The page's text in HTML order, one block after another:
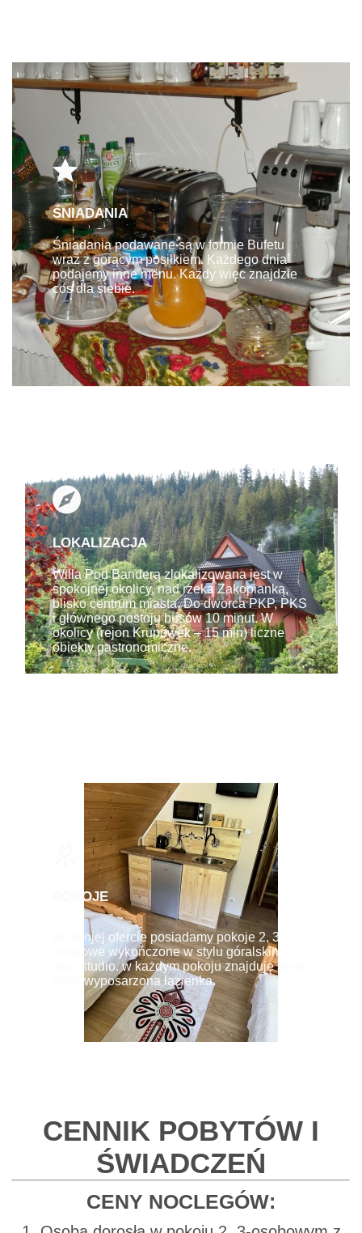
ŚNIADANIA
Śniadania podawane są w formie Bufetu
wraz z gorącym posiłkiem. Każdego dnia
podajemy inne menu. Każdy więc znajdzie
cos dla siebie.
LOKALIZACJA
Willa Pod Banderą zlokalizowana jest w
spokojnej okolicy, nad rzeką Zakopianką,
blisko centrum miasta. Do dworca PKP, PKS
i głównego postoju busów 10 minut. W
okolicy (rejon Krupówek – 15 min) liczne
obiekty gastronomiczne.
POKOJE
W swojej ofercie posiadamy pokoje 2, 3 -
osobowe wykończone w stylu góralskim
oraz studio. w każdym pokoju znajduję się w
pełni wyposarzona łazienka.
CENNIK POBYTÓW I
ŚWIADCZEŃ
CENY NOCLEGÓW: